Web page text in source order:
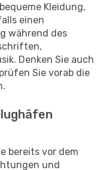
Kleidung,
einen
während des
Denken Sie auch
Sie vorab die
bereits vor dem
und